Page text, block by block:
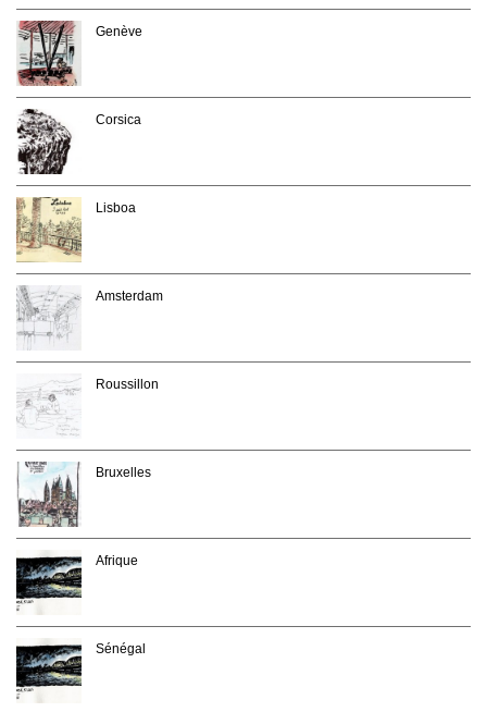
Genève
Corsica
Lisboa
Amsterdam
Roussillon
Bruxelles
Afrique
Sénégal